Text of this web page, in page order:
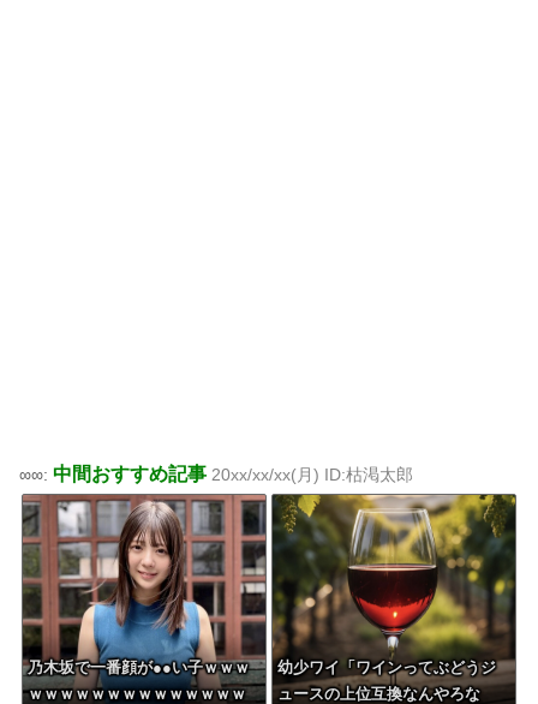
∞∞: 中間おすすめ記事 20xx/xx/xx(月) ID:枯渇太郎
乃木坂で一番顔が●●い子ｗｗｗ
ｗｗｗｗｗｗｗｗｗｗｗｗｗｗ
幼少ワイ「ワインってぶどうジ
ュースの上位互換なんやろな